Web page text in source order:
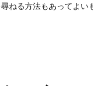
ねる方法もあってよい